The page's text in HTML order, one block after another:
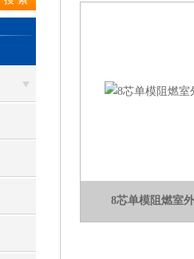
8芯单模阻燃室